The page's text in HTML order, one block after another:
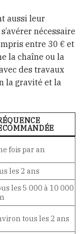
aussi leur
nécessaire
entre 30 € et
la chaîne ou la
des travaux
la gravité et la
fois par an
les 2 ans
les 5 000 à 10 000
tous les 2 ans